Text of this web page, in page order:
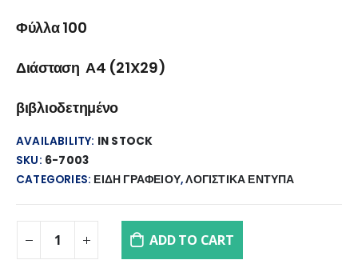
Φύλλα 100
Διάσταση Α4 (21X29)
βιβλιοδετημένο
AVAILABILITY: IN STOCK
SKU: 6-7003
CATEGORIES: ΕΙΔΗ ΓΡΑΦΕΙΟΥ,ΛΟΓΙΣΤΙΚΑ ΕΝΤΥΠΑ
ADD TO CART